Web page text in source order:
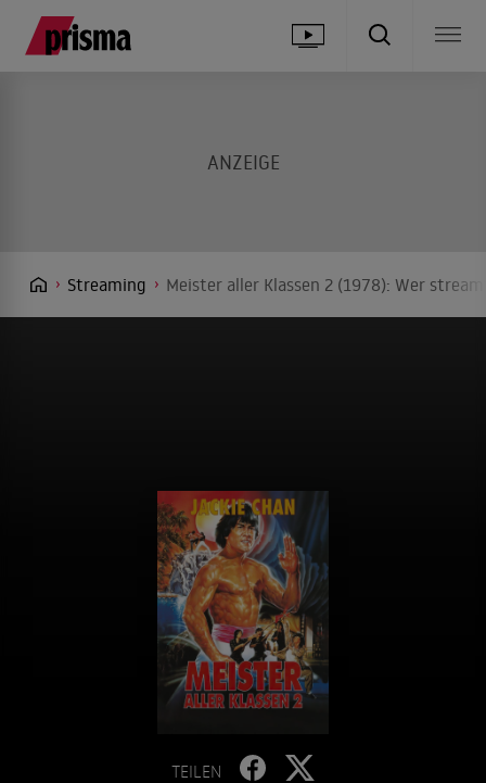
Streaming Meister aller Klassen 2 (1978): Wer
TEILEN